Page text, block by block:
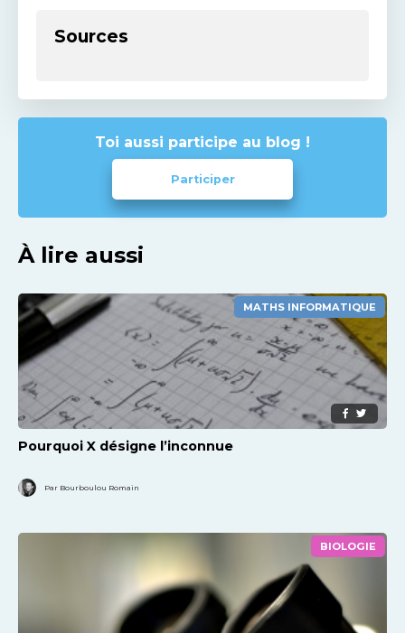
Sources
Toi aussi participe au blog !
Participer
À lire aussi
MATHS INFORMATIQUE
Pourquoi X désigne l’inconnue
Par Bourboulou Romain
BIOLOGIE